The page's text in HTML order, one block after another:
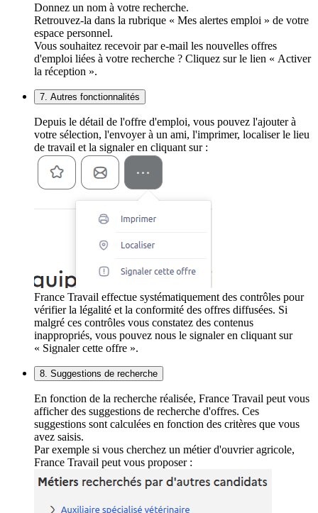
Donnez un nom à votre recherche.
Retrouvez-la dans la rubrique « Mes alertes emploi » de votre
espace personnel.
Vous souhaitez recevoir par e-mail les nouvelles offres
d'emploi liées à votre recherche ? Cliquez sur le lien « Activer
la réception ».
7. Autres fonctionnalités
Depuis le détail de l'offre d'emploi, vous pouvez l'ajouter à
votre sélection, l'envoyer à un ami, l'imprimer, localiser le lieu
de travail et la signaler en cliquant sur :
France Travail effectue systématiquement des contrôles pour
vérifier la légalité et la conformité des offres diffusées. Si
malgré ces contrôles vous constatez des contenus
inappropriés, vous pouvez nous le signaler en cliquant sur
« Signaler cette offre ».
8. Suggestions de recherche
En fonction de la recherche réalisée, France Travail peut vous
afficher des suggestions de recherche d'offres. Ces
suggestions sont calculées en fonction des critères que vous
avez saisis.
Par exemple si vous cherchez un métier d'ouvrier agricole,
France Travail peut vous proposer :